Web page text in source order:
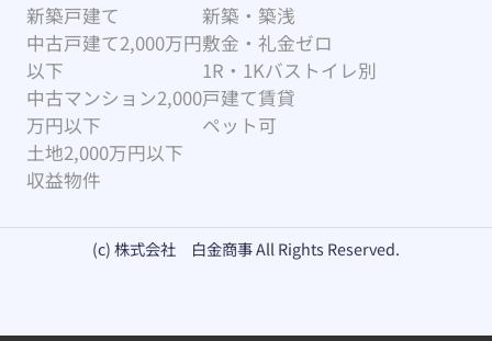
新築戸建て
中古戸建て2,000万円
以下
中古マンション2,000
万円以下
土地2,000万円以下
収益物件
新築・築浅
敷金・礼金ゼロ
1R・1Kバストイレ別
戸建て賃貸
ペット可
(c) 株式会社 白金商事 All Rights Reserved.